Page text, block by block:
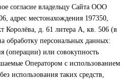
согласие владельцу Сайта ООО
местонахождения 197350,
Королёва, д. 61 литера А, кв. 506 (в
персональных данных:
(операции) или совокупность
Оператором с использованием
использования таких средств,